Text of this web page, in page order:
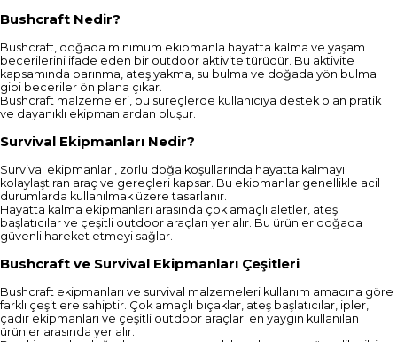
Bushcraft Nedir?
Bushcraft, doğada minimum ekipmanla hayatta kalma ve yaşam
becerilerini ifade eden bir outdoor aktivite türüdür. Bu aktivite
kapsamında barınma, ateş yakma, su bulma ve doğada yön bulma
gibi beceriler ön plana çıkar.
Bushcraft malzemeleri, bu süreçlerde kullanıcıya destek olan pratik
ve dayanıklı ekipmanlardan oluşur.
Survival Ekipmanları Nedir?
Survival ekipmanları, zorlu doğa koşullarında hayatta kalmayı
kolaylaştıran araç ve gereçleri kapsar. Bu ekipmanlar genellikle acil
durumlarda kullanılmak üzere tasarlanır.
Hayatta kalma ekipmanları arasında çok amaçlı aletler, ateş
başlatıcılar ve çeşitli outdoor araçları yer alır. Bu ürünler doğada
güvenli hareket etmeyi sağlar.
Bushcraft ve Survival Ekipmanları Çeşitleri
Bushcraft ekipmanları ve survival malzemeleri kullanım amacına göre
farklı çeşitlere sahiptir. Çok amaçlı bıçaklar, ateş başlatıcılar, ipler,
çadır ekipmanları ve çeşitli outdoor araçları en yaygın kullanılan
ürünler arasında yer alır.